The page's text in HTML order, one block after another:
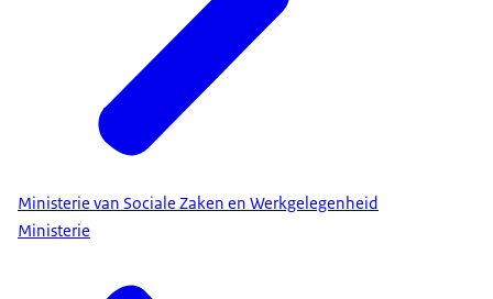
Ministerie van Sociale Zaken en Werkgelegenheid
Ministerie